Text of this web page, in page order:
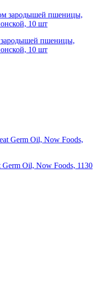
пшеницы,
10 шт
Oil, Now Foods, 1130